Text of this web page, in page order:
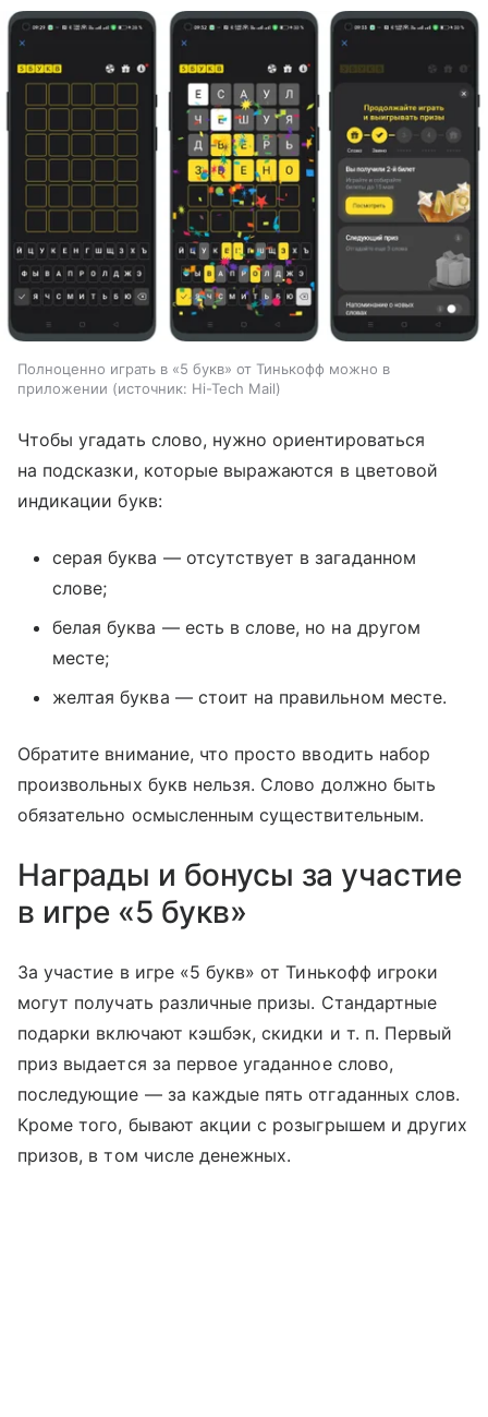
Полноценно играть в «5 букв» от Тинькофф можно в
приложении
источник: Hi-Tech Mail
Чтобы угадать слово, нужно ориентироваться
на подсказки, которые выражаются в цветовой
индикации букв:
серая буква — отсутствует в загаданном
слове;
белая буква — есть в слове, но на другом
месте;
желтая буква — стоит на правильном месте.
Обратите внимание, что просто вводить набор
произвольных букв нельзя. Слово должно быть
обязательно осмысленным существительным.
Награды и бонусы за участие
в игре «5 букв»
За участие в игре «5 букв» от Тинькофф игроки
могут получать различные призы. Стандартные
подарки включают кэшбэк, скидки и т. п. Первый
приз выдается за первое угаданное слово,
последующие — за каждые пять отгаданных слов.
Кроме того, бывают акции с розыгрышем и других
призов, в том числе денежных.